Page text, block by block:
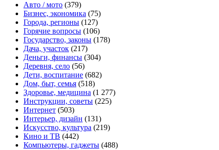
Авто / мото (379)
Бизнес, экономика (75)
Города, регионы (127)
Горячие вопросы (106)
Государство, законы (178)
Дача, участок (217)
Деньги, финансы (304)
Деревня, село (56)
Дети, воспитание (682)
Дом, быт, семья (518)
Здоровье, медицина (1 277)
Инструкции, советы (225)
Интернет (503)
Интерьер, дизайн (131)
Искусство, культура (219)
Кино и ТВ (442)
Компьютеры, гаджеты (488)